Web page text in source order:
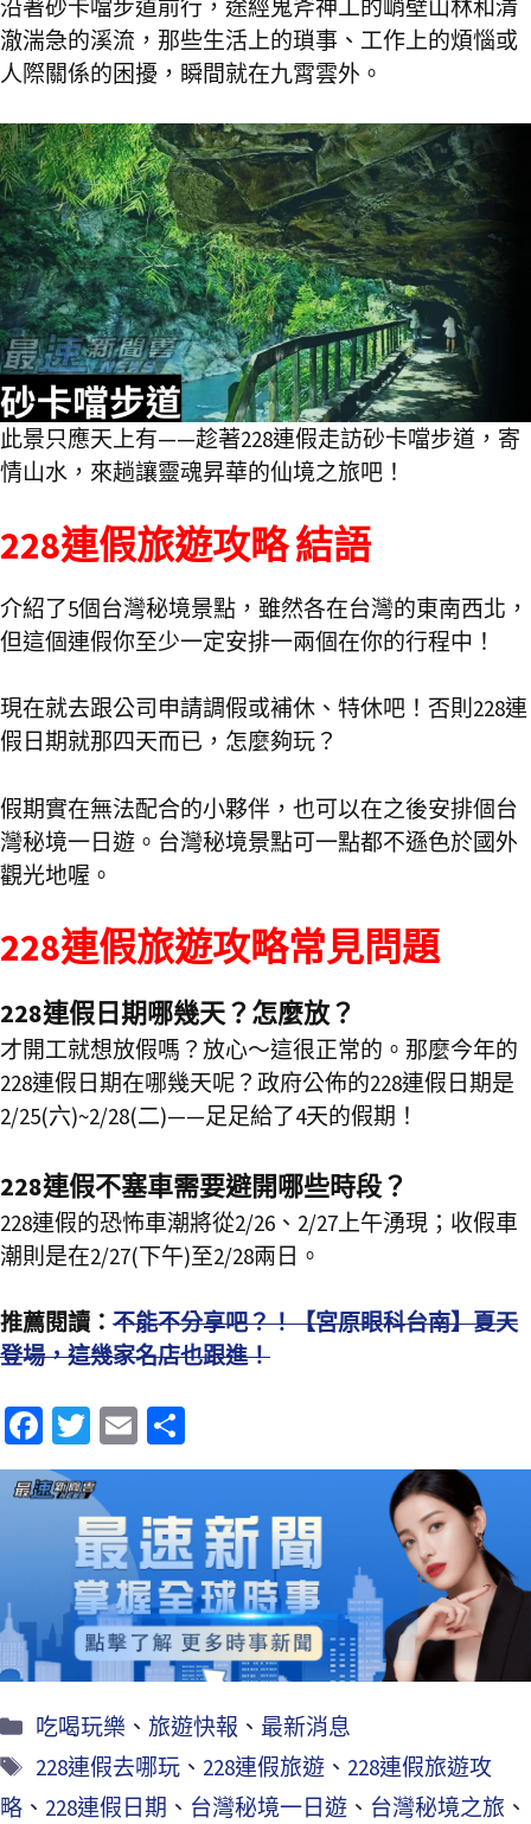
沿著砂卡噹步道前行，途經鬼斧神工的峭壁山林和清
澈湍急的溪流，那些生活上的瑣事、工作上的煩惱或
人際關係的困擾，瞬間就在九霄雲外。
此景只應天上有——趁著228連假走訪砂卡噹步道，寄
情山水，來趟讓靈魂昇華的仙境之旅吧！
228連假旅遊攻略 結語
介紹了5個台灣秘境景點，雖然各在台灣的東南西北，
但這個連假你至少一定安排一兩個在你的行程中！
現在就去跟公司申請調假或補休、特休吧！否則228連
假日期就那四天而已，怎麼夠玩？
假期實在無法配合的小夥伴，也可以在之後安排個台
灣秘境一日遊。台灣秘境景點可一點都不遜色於國外
觀光地喔。
228連假旅遊攻略常見問題
228連假日期哪幾天？怎麼放？
才開工就想放假嗎？放心～這很正常的。那麼今年的
228連假日期在哪幾天呢？政府公佈的228連假日期是
2/25(六)~2/28(二)——足足給了4天的假期！
228連假不塞車需要避開哪些時段？
228連假的恐怖車潮將從2/26、2/27上午湧現；收假車
潮則是在2/27(下午)至2/28兩日。
推薦閱讀： 不能不分享吧？！【宮原眼科台南】夏天
登場，這幾家名店也跟進！
Fa
ce
b
k
T
wi
tt
er
E
m
l
享
吃喝玩樂 、 旅遊快報 、 最新消息
228連假去哪玩 、 228連假旅遊 、 228連假旅遊攻
略 、 228連假日期 、 台灣秘境一日遊 、 台灣秘境之旅 、